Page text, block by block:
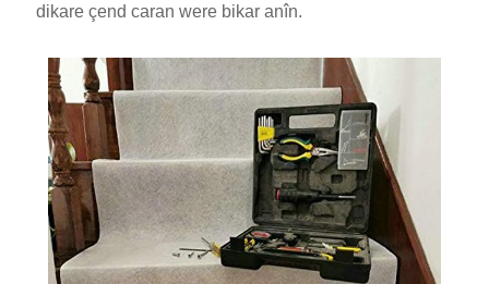
dikare çend caran were bikar anîn.